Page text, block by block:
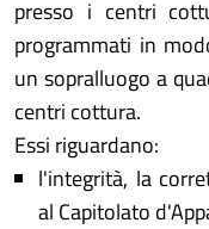
presso i centri
programmati in
un sopralluogo a
centri cottura.
Essi riguardano:
l'integrità, la
al Capitolato